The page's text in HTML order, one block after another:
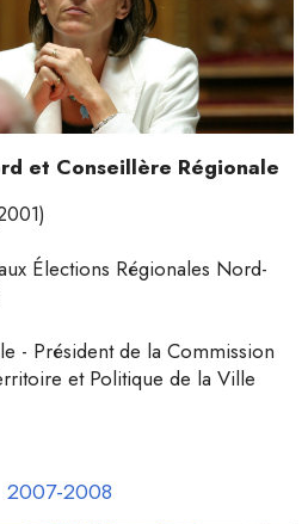
et Conseillère Régionale
Élections Régionales Nord-
- Président de la Commission
et Politique de la Ville
2007-2008